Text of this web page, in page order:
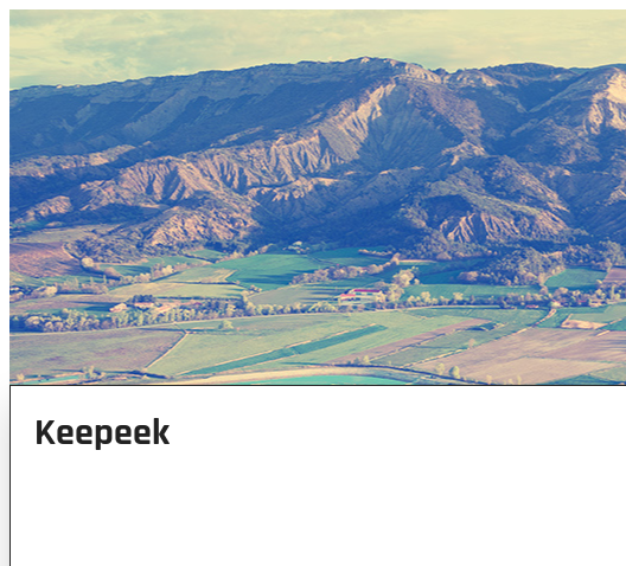
Keepeek